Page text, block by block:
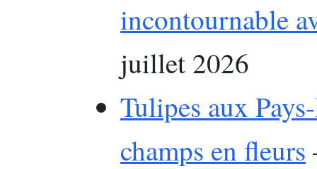
incontournable
juillet 2026
Tulipes aux
champs en fleurs